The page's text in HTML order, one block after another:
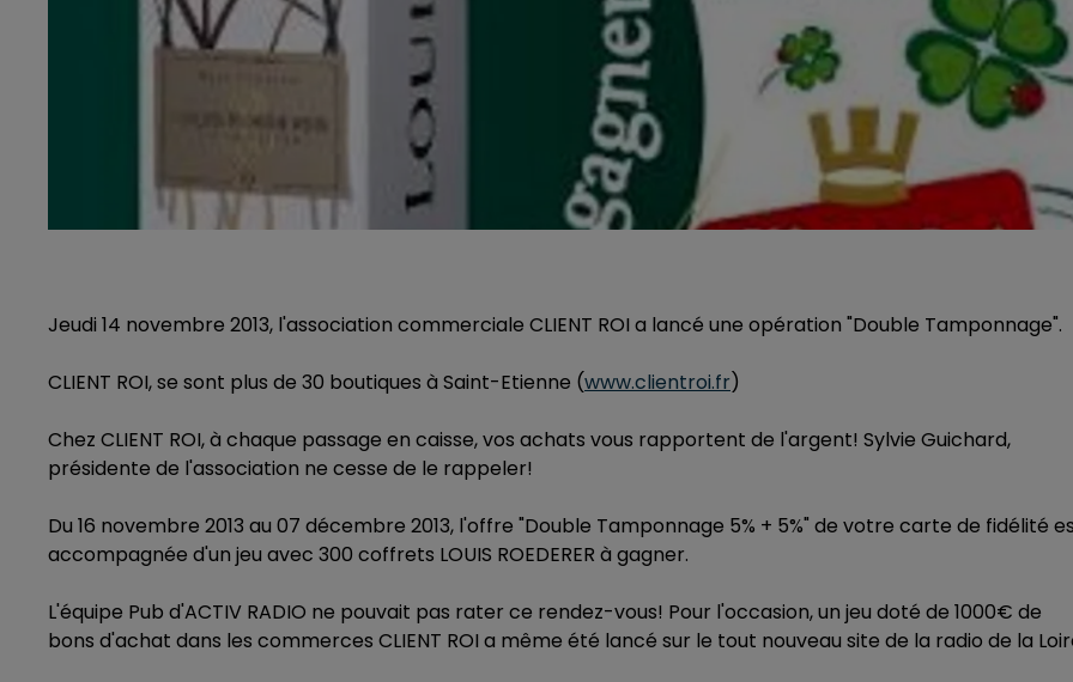
Jeudi 14 novembre 2013, l'association commerciale CLIENT ROI a lancé une opération "Double Tamponnage".
CLIENT ROI, se sont plus de 30 boutiques à Saint-Etienne (www.clientroi.fr)
Chez CLIENT ROI, à chaque passage en caisse, vos achats vous rapportent de l'argent! Sylvie Guichard,
présidente de l'association ne cesse de le rappeler!
Du 16 novembre 2013 au 07 décembre 2013, l'offre "Double Tamponnage 5% + 5%" de votre carte de fidélité
accompagnée d'un jeu avec 300 coffrets LOUIS ROEDERER à gagner.
L'équipe Pub d'ACTIV RADIO ne pouvait pas rater ce rendez-vous! Pour l'occasion, un jeu doté de 1000€ de
bons d'achat dans les commerces CLIENT ROI a même été lancé sur le tout nouveau site de la radio de la